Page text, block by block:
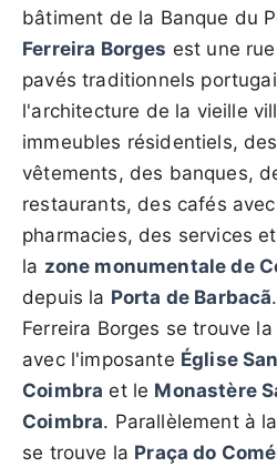
bâtiment de la Banque du
Ferreira Borges est une
pavés traditionnels
l'architecture de la vieille
immeubles résidentiels,
vêtements, des banques,
restaurants, des cafés
pharmacies, des services
la zone monumentale de
depuis la Porta de Barbacã
Ferreira Borges se trouve la
avec l'imposante Église
Coimbra et le Monastère
Coimbra. Parallèlement à
se trouve la Praça do